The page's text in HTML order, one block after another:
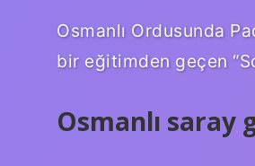
Osmanlı Ordusunda
bir eğitimden geçen
Osmanlı